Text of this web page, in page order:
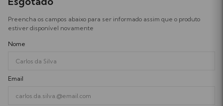
Equipamentos e Acessórios
Preencha os campos abaixo para ser informado assim que o produto
estiver disponível novamente
Nome
Email